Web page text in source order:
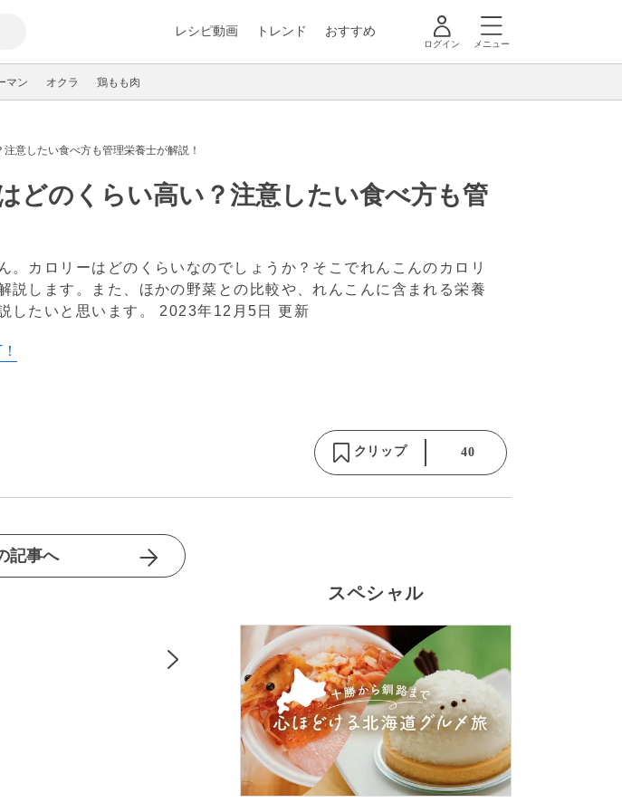
レシピ動画 トレンド おすすめ
ログイン メニュー
マン オクラ 鶏もも肉
意したい食べ方も管理栄養士が解説！
どのくらい高い？注意したい食べ方も管
。カロリーはどのくらいなのでしょうか？そこでれんこんのカロリ
説します。また、ほかの野菜との比較や、れんこんに含まれる栄養
したいと思います。 2023年12月5日 更新
クリップ 40
記事へ
スペシャル